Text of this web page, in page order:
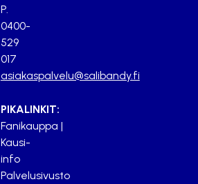
P.
0400-
529
017
asiakaspalvelu@salibandy.fi
PIKALINKIT:
Fanikauppa |
Kausi-
info
Palvelusivusto